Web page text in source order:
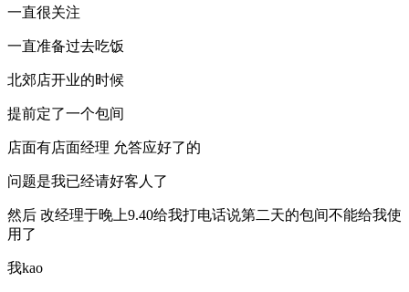
一直很关注
一直准备过去吃饭
北郊店开业的时候
提前定了一个包间
店面有店面经理 允答应好了的
问题是我已经请好客人了
然后 改经理于晚上9.40给我打电话说第二天的包间不能给我使
用了
我kao